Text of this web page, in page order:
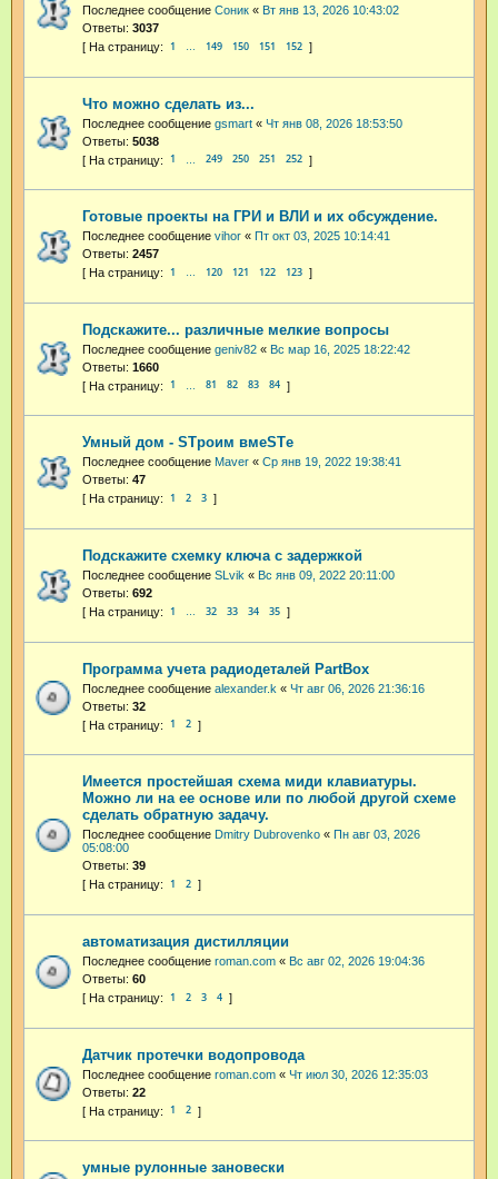
Последнее сообщение Соник « Вт янв 13, 2026 10:43:02
Ответы: 3037
1 … 149 150 151 152
Что можно сделать из...
Последнее сообщение gsmart « Чт янв 08, 2026 18:53:50
Ответы: 5038
1 249 250 251 252
Готовые проекты на ГРИ и ВЛИ и их обсуждение.
Последнее сообщение vihor « Пт окт 03, 2025 10:14:41
Ответы: 2457
1 … 120 121 122 123
Подскажите... различные мелкие вопросы
Последнее сообщение geniv82 « Вс мар 16, 2025 18:22:42
Ответы: 1660
1 81 82 83 84
Умный дом - STроим вмеSTе
Последнее сообщение Maver « Ср янв 19, 2022 19:38:41
Ответы: 47
1 2 3
Подскажите схемку ключа с задержкой
Последнее сообщение SLvik « Вс янв 09, 2022 20:11:00
Ответы: 692
1 … 32 33 34 35
Программа учета радиодеталей PartBox
Последнее сообщение alexander.k « Чт авг 06, 2026 21:36:16
Ответы: 32
1 2
Имеется простейшая схема миди клавиатуры.
Можно ли на ее основе или по любой другой схеме
сделать обратную задачу.
Последнее сообщение Dmitry Dubrovenko « Пн авг 03, 2026
05:08:00
Ответы: 39
1 2
автоматизация дистилляции
Последнее сообщение roman.com « Вс авг 02, 2026 19:04:36
Ответы: 60
1 2 3 4
Датчик протечки водопровода
Последнее сообщение roman.com « Чт июл 30, 2026 12:35:03
Ответы: 22
1 2
умные рулонные зановески